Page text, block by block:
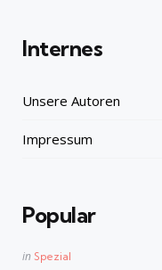
Internes
Unsere Autoren
Impressum
Popular
Posted
in Spezial